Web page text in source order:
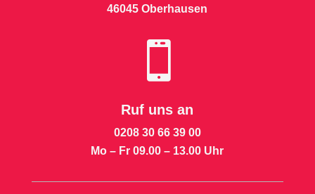
46045 Oberhausen

Ruf uns an
0208 30 66 39 00
Mo – Fr 09.00 – 13.00 Uhr